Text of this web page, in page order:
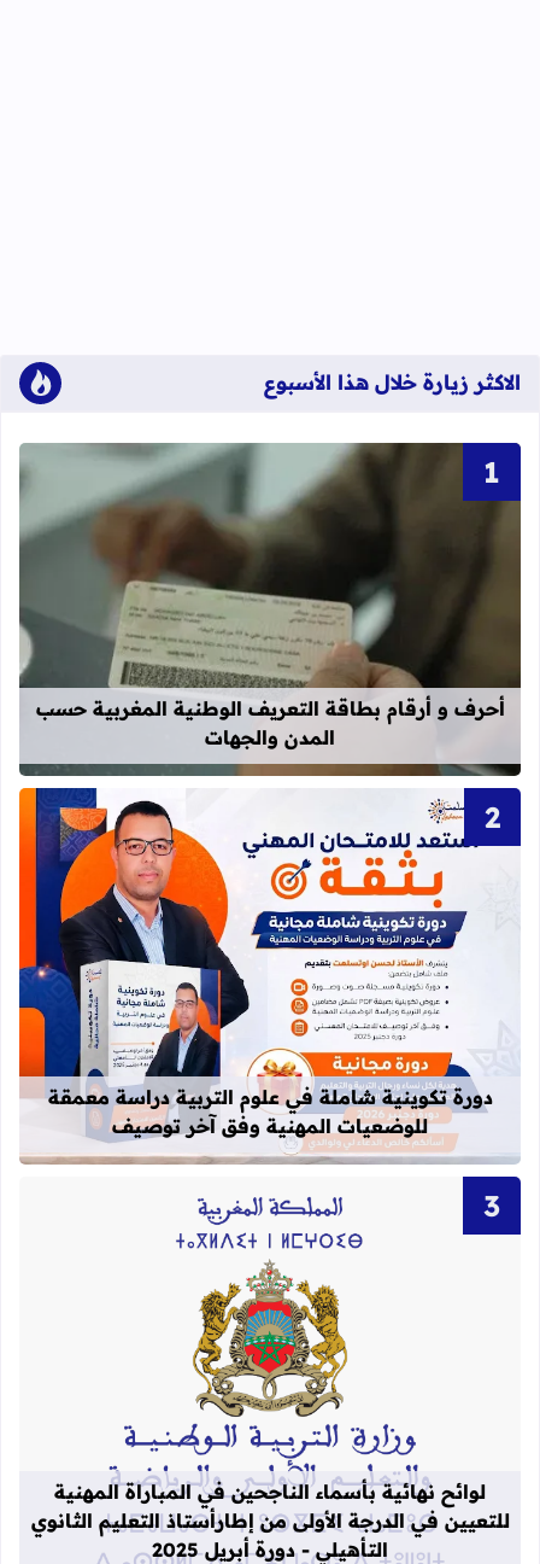
الاكثر زيارة خلال هذا الأسبوع
قراءة المزيد عن أحرف و أرقام
أحرف و أرقام بطاقة التعريف الوطنية المغربية حسب
المدن والجهات
قراءة المزيد عن دورة تكوينية
دورة تكوينية شاملة في علوم التربية دراسة معمقة
للوضعيات المهنية وفق آخر توصيف
قراءة المزيد عن لوائح نهائية بأسماء
لوائح نهائية بأسماء الناجحين في المباراة المهنية
للتعيين في الدرجة الأولى من إطارأستاذ التعليم الثانوي
التأهيلي - دورة أبريل 2025